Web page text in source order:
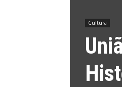
Cultura